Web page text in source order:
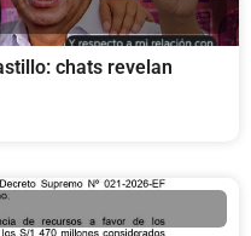
chats revelan